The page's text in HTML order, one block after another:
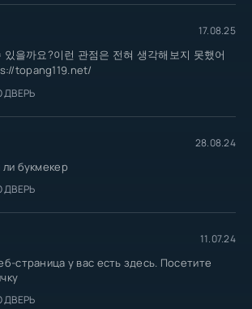
17.08.25
있을까요?이런 관점은 전혀 생각해보지 못했어
topang119.net/
28.08.24
букмекер
11.07.24
страница у вас есть здесь. Посетите